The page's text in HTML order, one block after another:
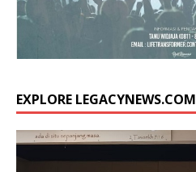
EXPLORE LEGACYNEWS.COM